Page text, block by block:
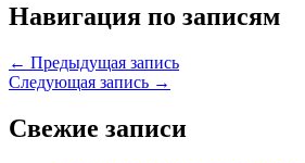
Навигация по записям
← Предыдущая запись
Следующая запись →
Свежие записи